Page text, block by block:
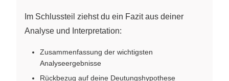
Im Schlussteil ziehst du ein Fazit aus deiner
Analyse und Interpretation:
Zusammenfassung der wichtigsten
Analyseergebnisse
Rückbezug auf deine Deutungshypothese